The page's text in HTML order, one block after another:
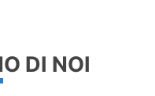
DI NOI